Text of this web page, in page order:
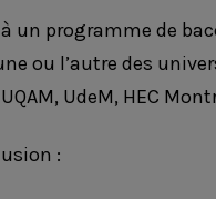
un programme de
ou l’autre des
UdeM, HEC
: